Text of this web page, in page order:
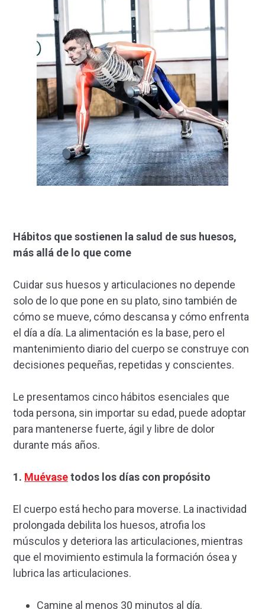
Hábitos que sostienen la salud de sus huesos,
más allá de lo que come
Cuidar sus huesos y articulaciones no depende
solo de lo que pone en su plato, sino también de
cómo se mueve, cómo descansa y cómo enfrenta
el día a día. La alimentación es la base, pero el
mantenimiento diario del cuerpo se construye con
decisiones pequeñas, repetidas y conscientes.
Le presentamos cinco hábitos esenciales que
toda persona, sin importar su edad, puede adoptar
para mantenerse fuerte, ágil y libre de dolor
durante más años.
1. Muévasetodos los días con propósito
El cuerpo está hecho para moverse. La inactividad
prolongada debilita los huesos, atrofia los
músculos y deteriora las articulaciones, mientras
que el movimiento estimula la formación ósea y
lubrica las articulaciones.
Camine al menos 30 minutos al día.